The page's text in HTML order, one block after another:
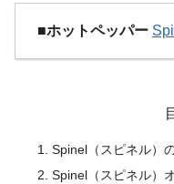
■ホットペッパー
Spinel（スピネル）
Spinel（スピネル）